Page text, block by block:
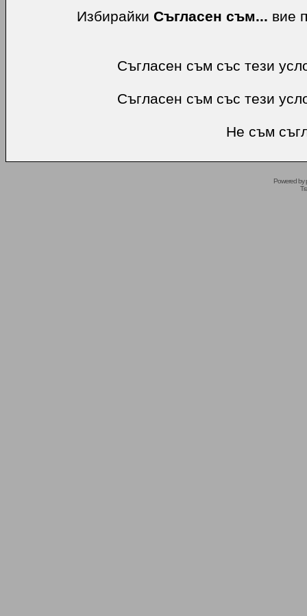
Избирайки Съгласен съм... вие
Съгласен съм със тези
Съгласен съм със тези
Не съм
Powered by